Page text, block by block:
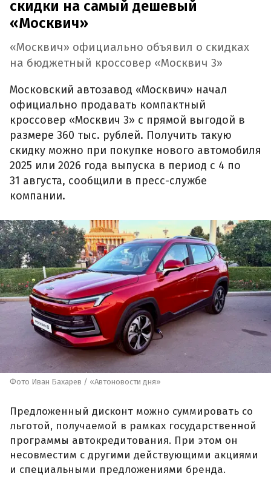
скидки на самый дешевый
«Москвич»
«Москвич» официально объявил о скидках
на бюджетный кроссовер «Москвич 3»
Московский автозавод «Москвич» начал
официально продавать компактный
кроссовер «Москвич 3» с прямой выгодой в
размере 360 тыс. рублей. Получить такую
скидку можно при покупке нового автомобиля
2025 или 2026 года выпуска в период с 4 по
31 августа, сообщили в пресс-службе
компании.
Фото Иван Бахарев / «Автоновости дня»
Предложенный дисконт можно суммировать со
льготой, получаемой в рамках государственной
программы автокредитования. При этом он
несовместим с другими действующими акциями
и специальными предложениями бренда.